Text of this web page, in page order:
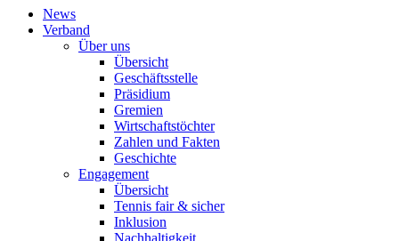
News
Verband
Über uns
Übersicht
Geschäftsstelle
Präsidium
Gremien
Wirtschaftstöchter
Zahlen und Fakten
Geschichte
Engagement
Übersicht
Tennis fair & sicher
Inklusion
Nachhaltigkeit